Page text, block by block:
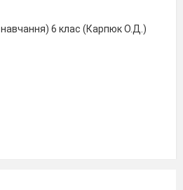
навчання) 6 клас (Карпюк О.Д.)